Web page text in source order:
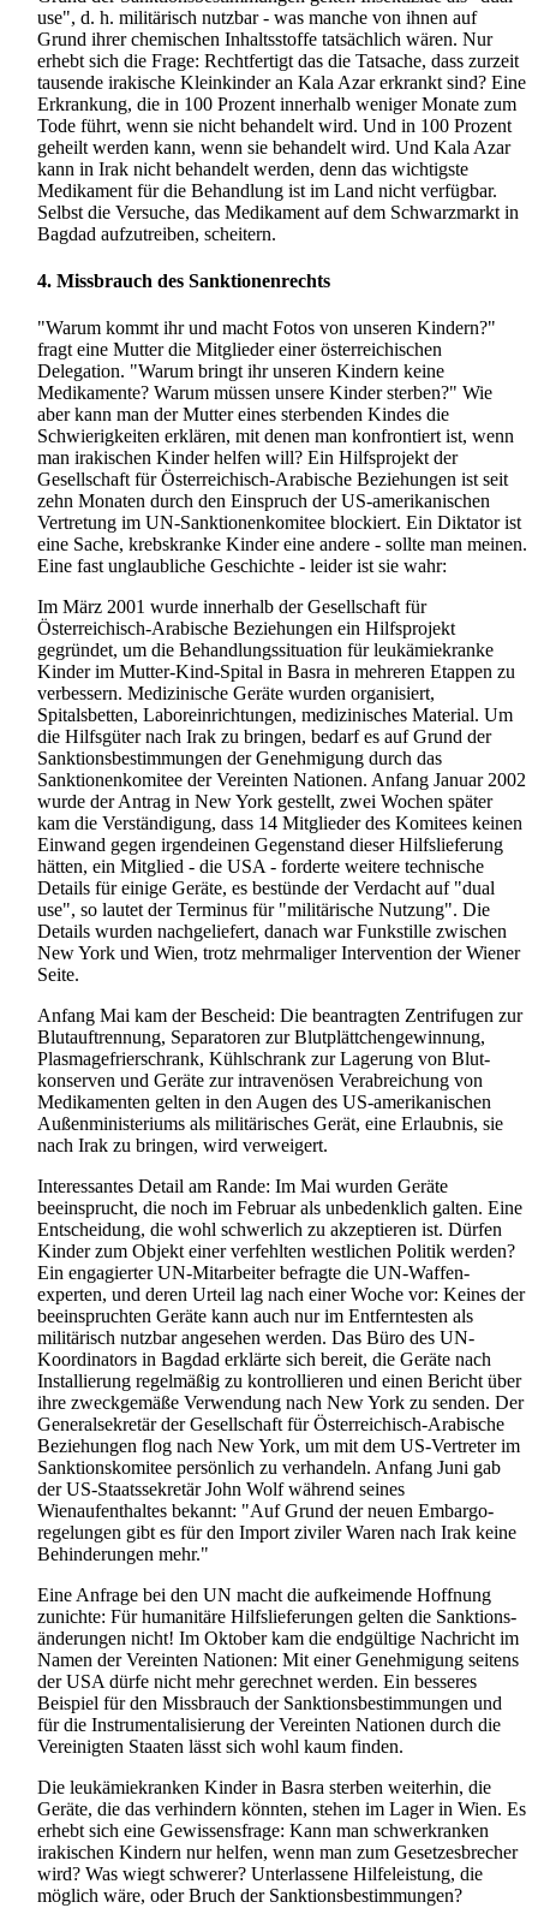
use", d. h. militärisch nutzbar - was manche von ihnen auf
Grund ihrer chemischen Inhaltsstoffe tatsächlich wären. Nur
erhebt sich die Frage: Rechtfertigt das die Tatsache, dass zurzeit
tausende irakische Kleinkinder an Kala Azar erkrankt sind? Eine
Erkrankung, die in 100 Prozent innerhalb weniger Monate zum
Tode führt, wenn sie nicht behandelt wird. Und in 100 Prozent
geheilt werden kann, wenn sie behandelt wird. Und Kala Azar
kann in Irak nicht behandelt werden, denn das wichtigste
Medikament für die Behandlung ist im Land nicht verfügbar.
Selbst die Versuche, das Medikament auf dem Schwarzmarkt in
Bagdad aufzutreiben, scheitern.
4. Missbrauch des Sanktionenrechts
"Warum kommt ihr und macht Fotos von unseren Kindern?"
fragt eine Mutter die Mitglieder einer öster­reichischen
Delegation. "Warum bringt ihr unseren Kindern keine
Medikamente? Warum müssen unsere Kinder sterben?" Wie
aber kann man der Mutter eines sterbenden Kindes die
Schwierigkeiten erklären, mit denen man konfrontiert ist, wenn
man irakischen Kinder helfen will? Ein Hilfsprojekt der
Gesellschaft für Österreichisch-Arabische Beziehungen ist seit
zehn Monaten durch den Einspruch der US-amerikanischen
Vertretung im UN-Sanktionen­komitee blockiert. Ein Diktator ist
eine Sache, krebskranke Kinder eine andere - sollte man meinen.
Eine fast unglaubliche Geschichte - leider ist sie wahr:
Im März 2001 wurde innerhalb der Gesellschaft für
Österreichisch-Arabische Beziehungen ein Hilfsprojekt
gegründet, um die Behandlungs­situation für leukämie­kranke
Kinder im Mutter-Kind-Spital in Basra in mehreren Etappen zu
verbessern. Medizinische Geräte wurden organisiert,
Spitalsbetten, Labor­einrichtungen, medizinisches Material. Um
die Hilfsgüter nach Irak zu bringen, bedarf es auf Grund der
Sanktions­bestimmungen der Genehmigung durch das
Sanktionen­komitee der Vereinten Nationen. Anfang Januar 2002
wurde der Antrag in New York gestellt, zwei Wochen später
kam die Verständigung, dass 14 Mitglieder des Komitees keinen
Einwand gegen irgendeinen Gegenstand dieser Hilfslieferung
hätten, ein Mitglied - die USA - forderte weitere technische
Details für einige Geräte, es bestünde der Verdacht auf "dual
use", so lautet der Terminus für "militärische Nutzung". Die
Details wurden nachgeliefert, danach war Funkstille zwischen
New York und Wien, trotz mehrmaliger Intervention der Wiener
Seite.
Anfang Mai kam der Bescheid: Die beantragten Zentrifugen zur
Blutauftrennung, Separatoren zur Blut­plättchen­gewinnung,
Plasmage­frierschrank, Kühlschrank zur Lagerung von Blut­
konserven und Geräte zur intravenösen Verabreichung von
Medikamenten gelten in den Augen des US-amerikanischen
Außen­ministeriums als militärisches Gerät, eine Erlaubnis, sie
nach Irak zu bringen, wird verweigert.
Interessantes Detail am Rande: Im Mai wurden Geräte
beeinsprucht, die noch im Februar als unbedenklich galten. Eine
Entscheidung, die wohl schwerlich zu akzeptieren ist. Dürfen
Kinder zum Objekt einer verfehlten westlichen Politik werden?
Ein engagierter UN-Mitarbeiter befragte die UN-Waffen­
experten, und deren Urteil lag nach einer Woche vor: Keines der
beeinspruchten Geräte kann auch nur im Entferntesten als
militärisch nutzbar angesehen werden. Das Büro des UN-
Koordinators in Bagdad erklärte sich bereit, die Geräte nach
Installierung regelmäßig zu kontrollieren und einen Bericht über
ihre zweckgemäße Verwendung nach New York zu senden. Der
General­sekretär der Gesellschaft für Österreichisch-Arabische
Beziehungen flog nach New York, um mit dem US-Vertreter im
Sanktions­komitee persönlich zu verhandeln. Anfang Juni gab
der US-Staats­sekretär John Wolf während seines
Wienaufenthaltes bekannt: "Auf Grund der neuen Embargo­
regelungen gibt es für den Import ziviler Waren nach Irak keine
Behinderungen mehr."
Eine Anfrage bei den UN macht die aufkeimende Hoffnung
zunichte: Für humanitäre Hilfs­lieferungen gelten die Sanktions­
änderungen nicht! Im Oktober kam die endgültige Nachricht im
Namen der Vereinten Nationen: Mit einer Genehmigung seitens
der USA dürfe nicht mehr gerechnet werden. Ein besseres
Beispiel für den Missbrauch der Sanktions­bestimmungen und
für die Instrumentalisierung der Vereinten Nationen durch die
Vereinigten Staaten lässt sich wohl kaum finden.
Die leukämiekranken Kinder in Basra sterben weiterhin, die
Geräte, die das verhindern könnten, stehen im Lager in Wien. Es
erhebt sich eine Gewissensfrage: Kann man schwerkranken
irakischen Kindern nur helfen, wenn man zum Gesetzes­brecher
wird? Was wiegt schwerer? Unterlassene Hilfeleistung, die
möglich wäre, oder Bruch der Sanktions­bestimmungen?